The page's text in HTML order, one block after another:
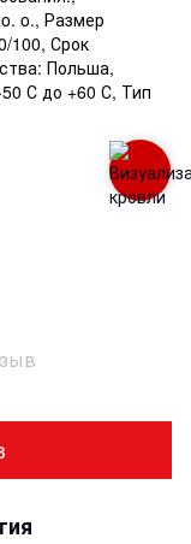
o., Размер
100, Срок
Польша,
С до +60 С, Тип